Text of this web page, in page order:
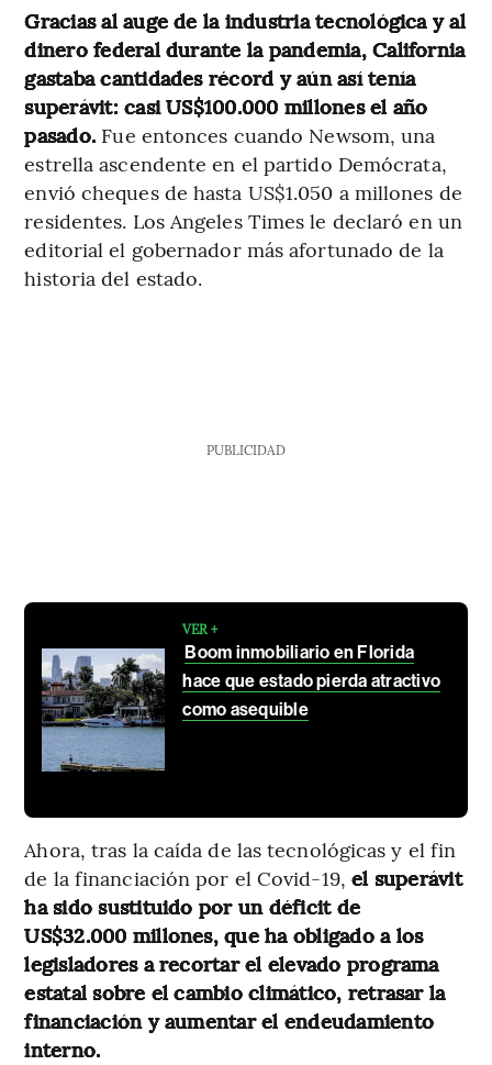
Gracias al auge de la industria tecnológica y al
dinero federal durante la pandemia, California
gastaba cantidades récord y aún así tenía
superávit: casi US$100.000 millones el año
pasado. Fue entonces cuando Newsom, una
estrella ascendente en el partido Demócrata,
envió cheques de hasta US$1.050 a millones de
residentes. Los Angeles Times le declaró en un
editorial el gobernador más afortunado de la
historia del estado.
PUBLICIDAD
VER +
Boom inmobiliario en Florida
hace que estado pierda atractivo
como asequible
Ahora, tras la caída de las tecnológicas y el fin
de la financiación por el Covid-19, el superávit
ha sido sustituido por un déficit de
US$32.000 millones, que ha obligado a los
legisladores a recortar el elevado programa
estatal sobre el cambio climático, retrasar la
financiación y aumentar el endeudamiento
interno.